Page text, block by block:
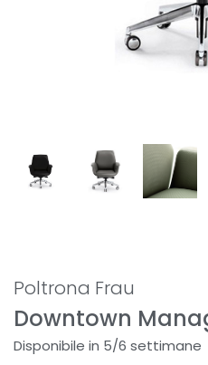
Poltrona Frau
Downtown
Disponibile in 5/6 settimane